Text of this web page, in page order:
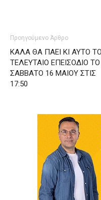
Προηγούμενο Άρθρο
ΚΑΛΑ ΘΑ ΠΑΕΙ ΚΙ ΑΥΤΟ ΤΟ
ΤΕΛΕΥΤΑΙΟ ΕΠΕΙΣΟΔΙΟ ΤΟ
ΣΑΒΒΑΤΟ 16 ΜΑΙΟΥ ΣΤΙΣ
17:50